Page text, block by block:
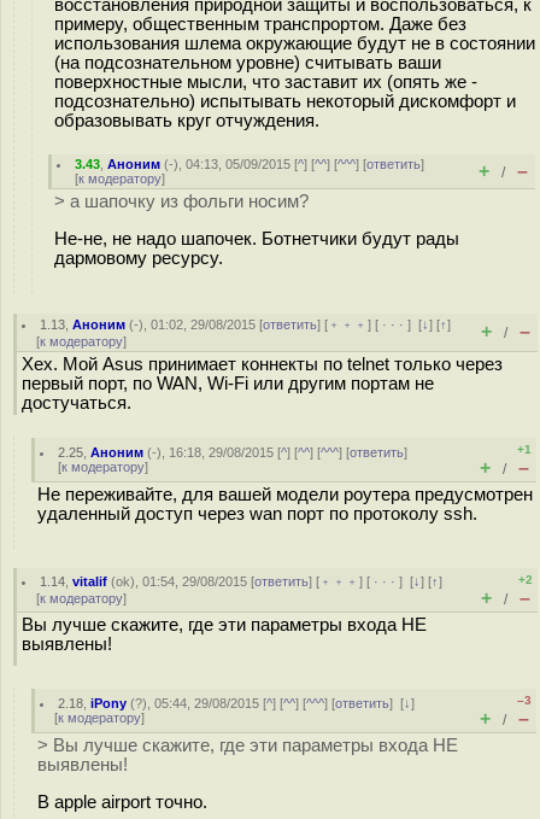
восстановления природной защиты и воспользоваться, к
примеру, общественным транспрортом. Даже без
использования шлема окружающие будут не в состоянии
(на подсознательном уровне) считывать ваши
поверхностные мысли, что заставит их (опять же -
подсознательно) испытывать некоторый дискомфорт и
образовывать круг отчуждения.
3.43 ,Аноним (-), 04:13, 05/09/2015 [^] [^^] [^^^] [ответить]
[к модератору] + / –
> а шапочку из фольги носим?
Не-не, не надо шапочек. Ботнетчики будут рады
дармовому ресурсу.
1.13 ,Аноним (-), 01:02, 29/08/2015 [ответить] [ ﹢﹢﹢] [ · · ·][↓] [↑]
[к модератору] + / –
Хех. Мой Asus принимает коннекты по telnet только через
первый порт, по WAN, Wi-Fi или другим портам не
достучаться.
2.25 ,Аноним (-), 16:18, 29/08/2015 [^] [^^] [^^^] [ответить]
[к модератору]
+1
+ / –
Не переживайте, для вашей модели роутера предусмотрен
удаленный доступ через wan порт по протоколу ssh.
1.14 ,vitalif (ok), 01:54, 29/08/2015 [ответить] [ ﹢﹢﹢] [ · · ·][↓] [↑]
[к модератору]
+2
+ / –
Вы лучше скажите, где эти параметры входа НЕ
выявлены!
2.18 ,iPony (?), 05:44, 29/08/2015 [^] [^^] [^^^] [ответить][↓]
[к модератору]
–3
+ / –
> Вы лучше скажите, где эти параметры входа НЕ
выявлены!
В apple airport точно.